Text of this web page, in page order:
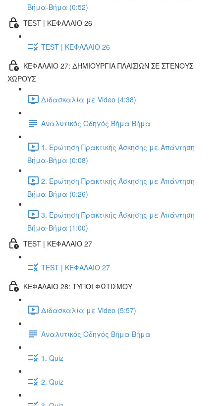
Βήμα-Βήμα (0:52)
TEST | ΚΕΦΑΛΑΙΟ 26
TEST | ΚΕΦΑΛΑΙΟ 26
ΚΕΦΑΛΑΙΟ 27: ΔΗΜΙΟΥΡΓΙΑ ΠΛΑΙΣΙΩΝ ΣΕ ΣΤΕΝΟΥΣ
ΧΩΡΟΥΣ
Διδασκαλία με Video (4:38)
Αναλυτικός Οδηγός Βήμα Βήμα
1. Ερώτηση Πρακτικής Άσκησης με Απάντηση
Βήμα-Βήμα (0:08)
2. Ερώτηση Πρακτικής Άσκησης με Απάντηση
Βήμα-Βήμα (0:26)
3. Ερώτηση Πρακτικής Άσκησης με Απάντηση
Βήμα-Βήμα (1:00)
TEST | ΚΕΦΑΛΑΙΟ 27
TEST | ΚΕΦΑΛΑΙΟ 27
ΚΕΦΑΛΑΙΟ 28: ΤΥΠΟΙ ΦΩΤΙΣΜΟΥ
Διδασκαλία με Video (5:57)
Αναλυτικός Οδηγός Βήμα Βήμα
1. Quiz
2. Quiz